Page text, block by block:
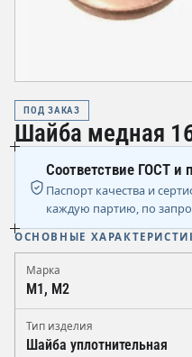
ПОД ЗАКАЗ
Шайба медная
Соответствие ГОСТ и
Паспорт качества и
каждую партию, по
ОСНОВНЫЕ
Марка
М1, М2
Тип изделия
Шайба уплотнительная